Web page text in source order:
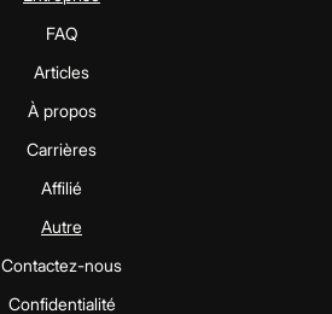
FAQ
Articles
À propos
Carrières
Affilié
Autre
Contactez-nous
Confidentialité